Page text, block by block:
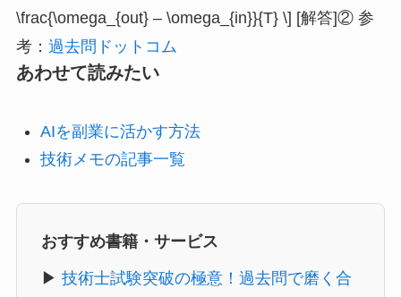
\frac{\omega_{out} – \omega_{in}}{T} \] [解答]② 参
考： 過去問ドットコム
あわせて読みたい
AIを副業に活かす方法
技術メモの記事一覧
おすすめ書籍・サービス
▶ 技術士試験突破の極意！過去問で磨く合